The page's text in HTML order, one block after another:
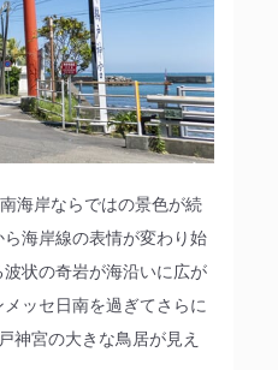
海岸ならではの景色が続
海岸線の表情が変わり始
状の奇岩が海沿いに広が
ッセ日南を過ぎてさらに
神宮の大きな鳥居が見え